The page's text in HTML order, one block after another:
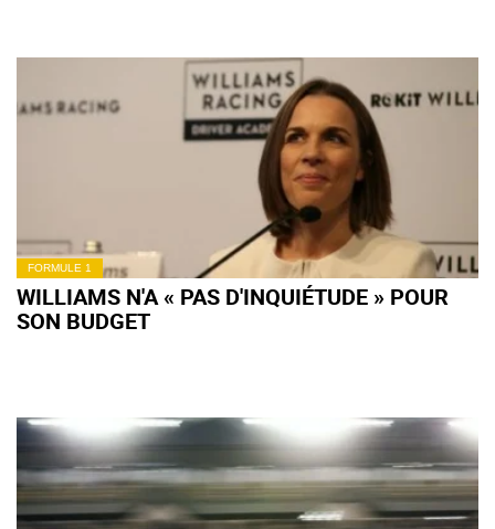
FORMULE 1
WILLIAMS N'A « PAS D'INQUIÉTUDE » POUR
SON BUDGET